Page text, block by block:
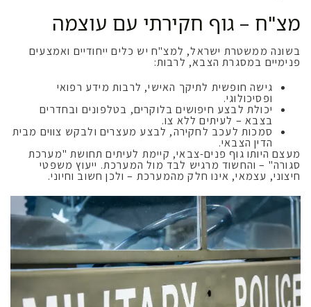
מצ"ח – גוף חקירתי עם עוצמה
בשונה ממשטרת ישראל, למצ"ח יש כלים ייחודיים ואמצעים
פנימיים במסגרת הצבא, לרבות:
גישה חופשית לתיקך האישי, לרבות מידע רפואי
ופסיכולוגי.
יכולת לבצע חיפושים בלוקרים, בטלפונים ובחדרים
בצבא – לעיתים ללא צו.
סמכות לעכב לחקירה, לבצע מעצרים ולבקש צווים מבית
הדין הצבאי.
מעצם היותו גוף פנים-צבאי, קיימת לעיתים תחושת "מערכת
סגורה" – והחשוד מרגיש לבד מול המערכת. ייעוץ משפטי
חיצוני, עצמאי, אינו חלק מהמערכת – ולכן חשוב וחיוני.